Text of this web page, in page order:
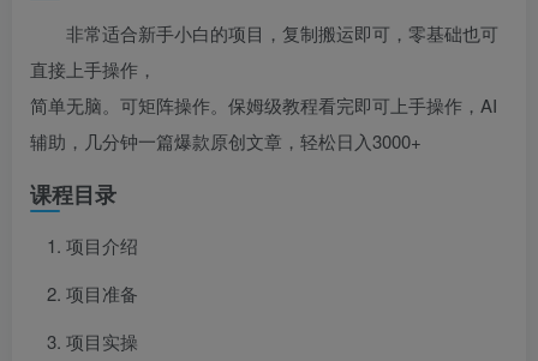
非常适合新手小白的项目，复制搬运即可，零基础也可
直接上手操作，
简单无脑。可矩阵操作。保姆级教程看完即可上手操作，AI
辅助，几分钟一篇爆款原创文章，轻松日入3000+
课程目录
项目介绍
项目准备
项目实操